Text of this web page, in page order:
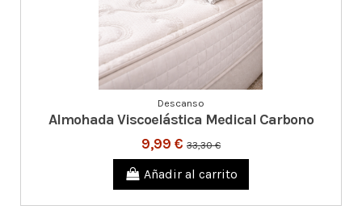
Descanso
Almohada Viscoelástica Medical Carbono
9,99 € 33,30 €
Añadir al carrito